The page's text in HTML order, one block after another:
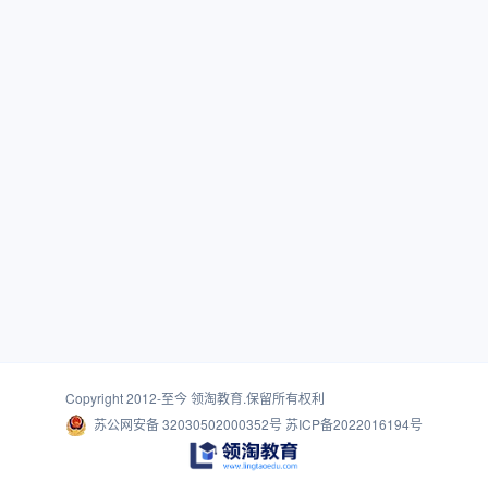
Copyright 2012-至今领淘教育.保留所有权利
苏公网安备 32030502000352号 苏ICP备2022016194号